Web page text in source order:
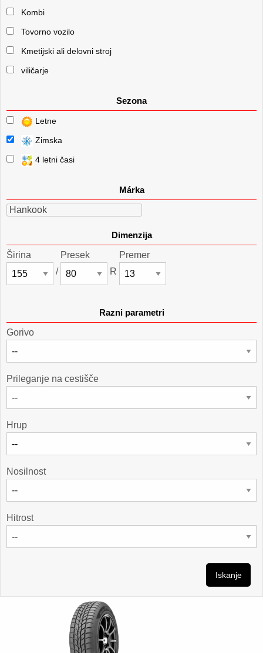
Kombi
Tovorno vozilo
Kmetijski ali delovni stroj
viličarje
Sezona
Letne
Zimska
4 letni časi
Márka
Hankook
Dimenzija
Širina
/
Presek
R
Premer
Razni parametri
Gorivo
Prileganje na cestišče
Hrup
Nosilnost
Hitrost
Iskanje